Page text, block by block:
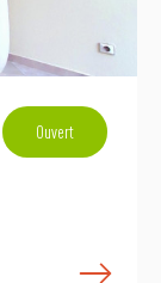
Ouvert